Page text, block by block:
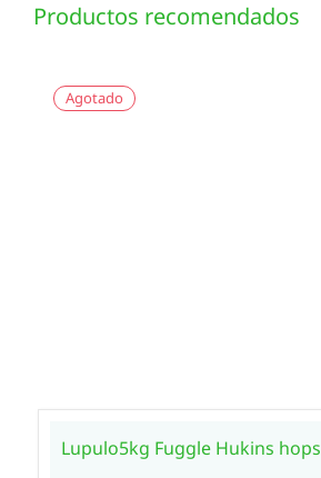
Productos recomendados
Agotado
Lupulo5kg Fuggle Hukins hops